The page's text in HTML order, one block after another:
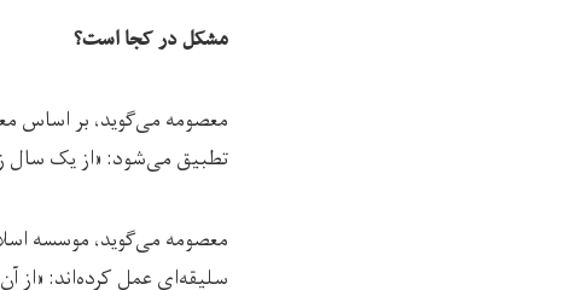
مشکل در کجا است؟
تطبیق می‌شود: «از یک سال
معصومه می‌گوید، موسسه
سلیقه‌ای عمل کرده‌اند: